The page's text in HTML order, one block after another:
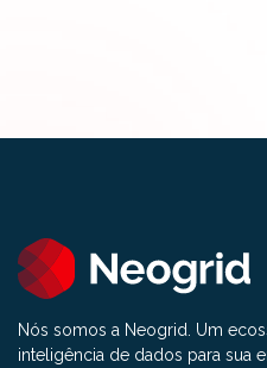
Nós somos a Neogrid. Um
inteligência de dados para sua